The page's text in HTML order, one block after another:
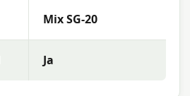
Mix SG-20
Ja